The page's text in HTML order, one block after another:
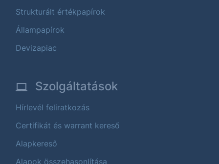
Strukturált értékpapírok
Állampapírok
Devizapiac
Szolgáltatások
Hírlevél feliratkozás
Certifikát és warrant kereső
Alapkereső
Alapok összehasonlítása